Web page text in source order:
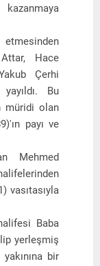
etmesinden
Hace
Çerhi
Bu
müridi olan
payı ve
Mehmed
vasıtasıyla
Baba
yerleşmiş
bir